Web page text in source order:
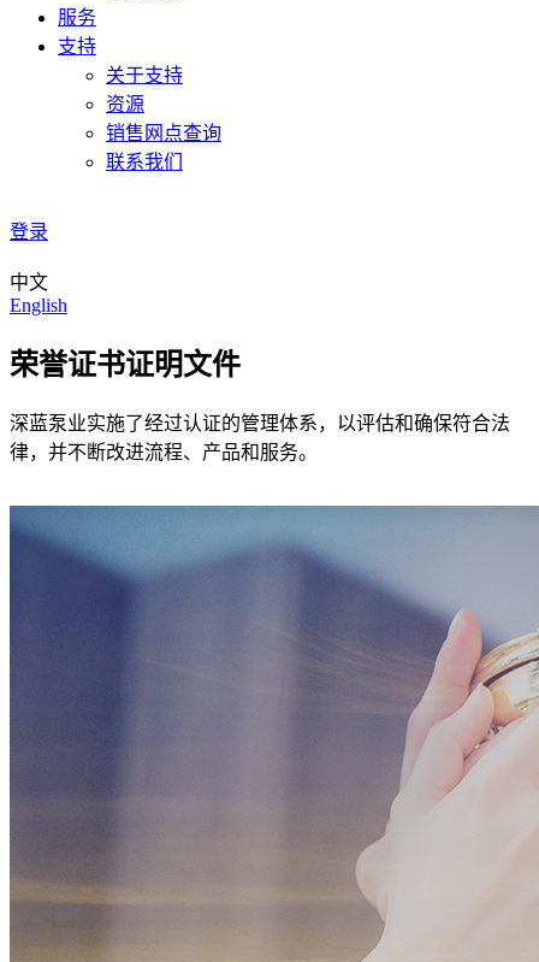
服务
支持
关于支持
资源
销售网点查询
联系我们
登录
中文
English
荣誉证书证明文件
深蓝泵业实施了经过认证的管理体系，以评估和确保符合法
律，并不断改进流程、产品和服务。